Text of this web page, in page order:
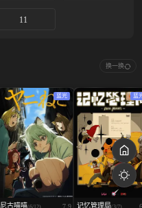
11
换一换
蓝光
尼古喵喵 7.9
蓝
记忆管理局